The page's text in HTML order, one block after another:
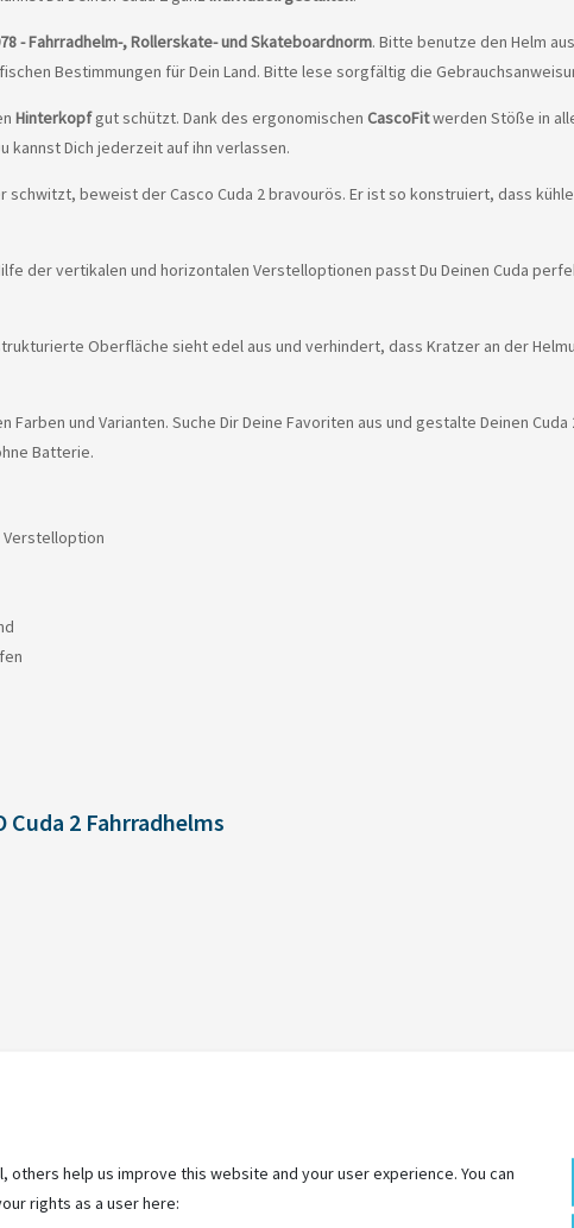
- Fahrradhelm-, Rollerskate- und Skateboardnorm. Bitte benutze den Helm
Bestimmungen für Dein Land. Bitte lese sorgfältig die
Hinterkopfgut schützt. Dank des ergonomischen CascoFitwerden Stöße in
kannst Dich jederzeit auf ihn verlassen.
schwitzt, beweist der Casco Cuda 2 bravourös. Er ist so konstruiert, dass
der vertikalen und horizontalen Verstelloptionen passt Du Deinen Cuda
Oberfläche sieht edel aus und verhindert, dass Kratzer an der
und Varianten. Suche Dir Deine Favoriten aus und gestalte Deinen
Batterie.
2 Fahrradhelms
help us improve this website and your user experience. You can
rights as a user here: